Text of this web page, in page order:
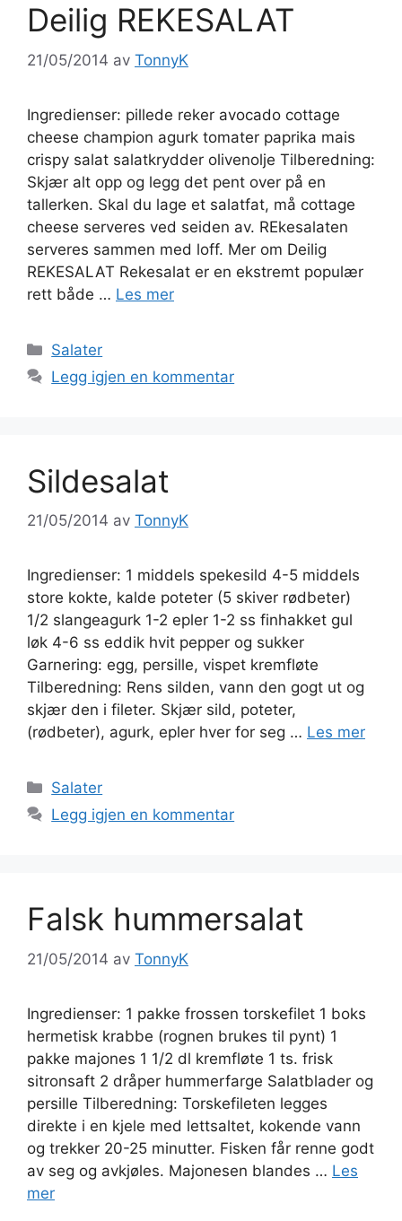
Deilig REKESALAT
21/05/2014 av TonnyK
Ingredienser: pillede reker avocado cottage
cheese champion agurk tomater paprika mais
crispy salat salatkrydder olivenolje Tilberedning:
Skjær alt opp og legg det pent over på en
tallerken. Skal du lage et salatfat, må cottage
cheese serveres ved seiden av. REkesalaten
serveres sammen med loff. Mer om Deilig
REKESALAT Rekesalat er en ekstremt populær
rett både … Les mer
Kategorier
Salater
Legg igjen en kommentar
Sildesalat
21/05/2014 av TonnyK
Ingredienser: 1 middels spekesild 4-5 middels
store kokte, kalde poteter (5 skiver rødbeter)
1/2 slangeagurk 1-2 epler 1-2 ss finhakket gul
løk 4-6 ss eddik hvit pepper og sukker
Garnering: egg, persille, vispet kremfløte
Tilberedning: Rens silden, vann den gogt ut og
skjær den i fileter. Skjær sild, poteter,
(rødbeter), agurk, epler hver for seg … Les mer
Kategorier
Salater
Legg igjen en kommentar
Falsk hummersalat
21/05/2014 av TonnyK
Ingredienser: 1 pakke frossen torskefilet 1 boks
hermetisk krabbe (rognen brukes til pynt) 1
pakke majones 1 1/2 dl kremfløte 1 ts. frisk
sitronsaft 2 dråper hummerfarge Salatblader og
persille Tilberedning: Torskefileten legges
direkte i en kjele med lettsaltet, kokende vann
og trekker 20-25 minutter. Fisken får renne godt
av seg og avkjøles. Majonesen blandes … Les
mer